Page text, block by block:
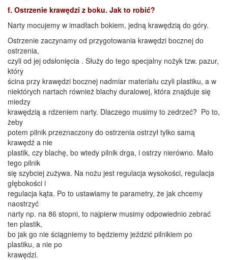
f. Ostrzenie krawędzi z boku. Jak to robić?
Narty mocujemy w imadłach bokiem, jedną krawędzią do góry.
Ostrzenie zaczynamy od przygotowania krawędzi bocznej do
ostrzenia,
czyli od jej odsłonięcia . Służy do tego specjalny nożyk tzw. pazur,
który
ścina przy krawędzi bocznej nadmiar materiału czyli plastiku, a w
niektórych nartach również blachy duralowej, która znajduje się
miedzy
krawędzią a rdzeniem narty. Dlaczego musimy to zedrzeć? Po to,
żeby
potem pilnik przeznaczony do ostrzenia ostrzył tylko samą
krawędź a nie
plastik, czy blachę, bo wtedy pilnik drga, i ostrzy nierówno. Mało
tego pilnik
się szybciej zużywa. Na nożu jest regulacja wysokości, regulacja
głębokości i
regulacja kąta. Po to ustawiamy te parametry, że jak chcemy
naostrzyć
narty np. na 86 stopni, to najpierw musimy odpowiednio zebrać
ten plastik,
bo jak go nie ściągniemy to będziemy jeździć pilnikiem po
plastiku, a nie po
krawędzi.